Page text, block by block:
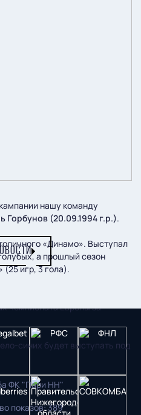
нашу команду
Горбунов (20.09.1994 г.р.).
«Динамо». Выступал
а прошлый сезон
(25 игр, 3 гола).
чемпионата Европы за
синих будет выступать под
ФК "Пари НН"
показов:389